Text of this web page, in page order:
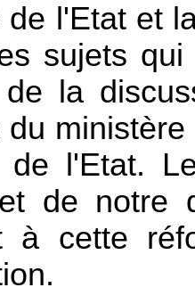
de l'Etat et
sujets
la
du
de l'Etat.
de notre
à cette